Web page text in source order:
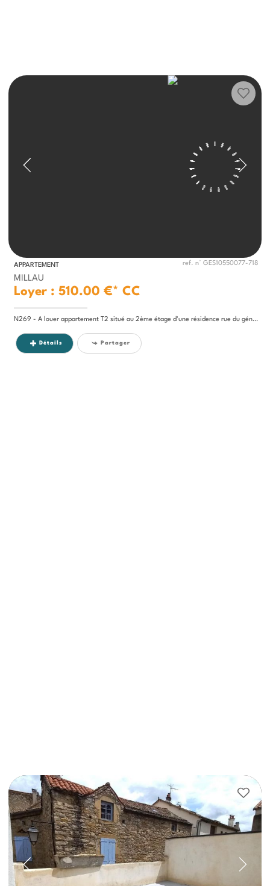
APPARTEMENT ref. n° GES10550077-718
MILLAU
Loyer : 510.00 €* CC
N269 - A louer appartement T2 situé au 2ème étage d'une résidence rue du général cossé avec terrasse, cave et...
Détails Partager